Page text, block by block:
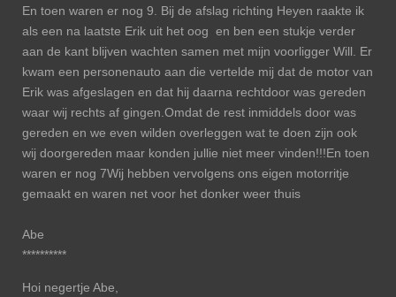
En toen waren er nog 9. Bij de afslag richting Heyen raakte ik
als een na laatste Erik uit het oog en ben een stukje verder
aan de kant blijven wachten samen met mijn voorligger Will. Er
kwam een personenauto aan die vertelde mij dat de motor van
Erik was afgeslagen en dat hij daarna rechtdoor was gereden
waar wij rechts af gingen. Omdat de rest inmiddels door was
gereden en we even wilden overleggen wat te doen zijn ook
wij doorgereden maar konden jullie niet meer vinden!!!En toen
waren er nog 7Wij hebben vervolgens ons eigen motorritje
gemaakt en waren net voor het donker weer thuis
Abe
**********
Hoi negertje Abe,